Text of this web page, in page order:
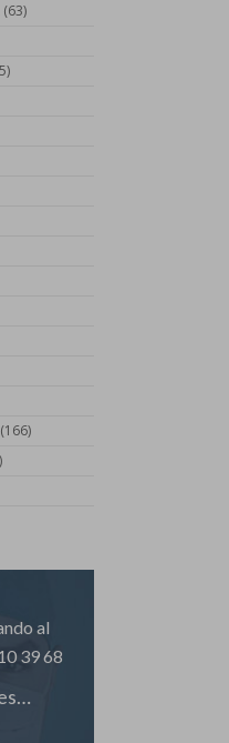
(63)
al
39 68